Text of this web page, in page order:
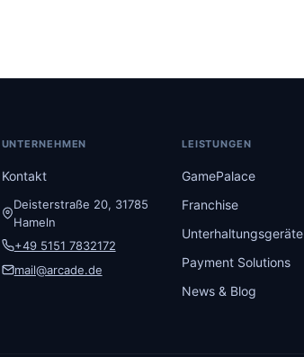
UNTERNEHMEN
Kontakt
Deisterstraße 20, 31785
Hameln
+49 5151 7832172
mail@arcade.de
LEISTUNGEN
GamePalace
Franchise
Unterhaltungsgeräte
Payment Solutions
News & Blog